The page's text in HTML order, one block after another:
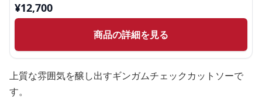
¥12,700
商品の詳細を見る
上質な雰囲気を醸し出すギンガムチェックカットソーで
す。